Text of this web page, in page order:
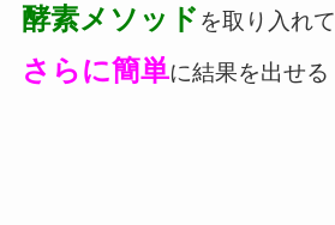
酵素メソッド を取り入れて
さらに簡単に結果を出せる